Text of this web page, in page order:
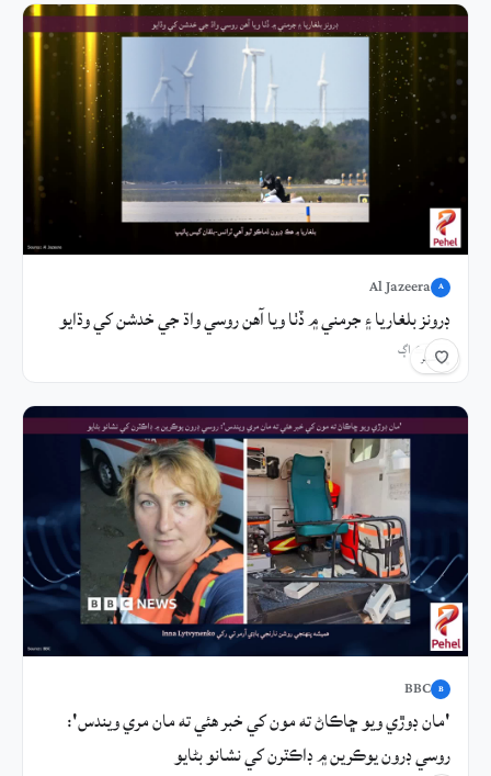
A
Al Jazeera
ڊرونز بلغاريا ۽ جرمني ۾ ڏٺا ويا آهن روسي واڌ جي خدشن کي وڌايو
5 ڪلاڪ اڳ شيئر
B
BBC
'مان ڊوڙي ويو ڇاڪاڻ ته مون کي خبر هئي ته مان مري ويندس':
روسي ڊرون يوڪرين ۾ ڊاڪٽرن کي نشانو بڻايو